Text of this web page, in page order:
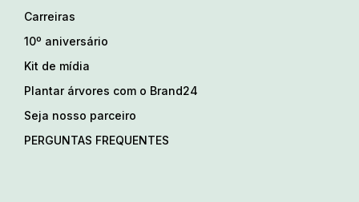
Carreiras
10º aniversário
Kit de mídia
Plantar árvores com o Brand24
Seja nosso parceiro
PERGUNTAS FREQUENTES